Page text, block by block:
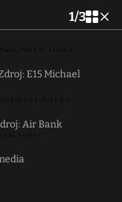
1/3
E15 Michael
Air Bank